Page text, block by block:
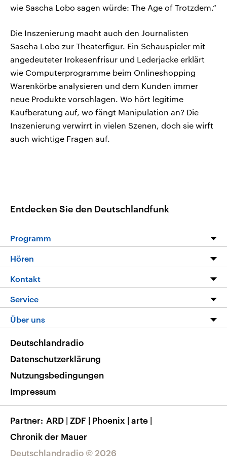
wie Sascha Lobo sagen würde: The Age of Trotzdem.“
Die Inszenierung macht auch den Journalisten
Sascha Lobo zur Theaterfigur. Ein Schauspieler mit
angedeuteter Irokesenfrisur und Lederjacke erklärt
wie Computerprogramme beim Onlineshopping
Warenkörbe analysieren und dem Kunden immer
neue Produkte vorschlagen. Wo hört legitime
Kaufberatung auf, wo fängt Manipulation an? Die
Inszenierung verwirrt in vielen Szenen, doch sie wirft
auch wichtige Fragen auf.
Entdecken Sie den Deutschlandfunk
Programm
Programm
Die Nachrichten
Nachrichtenleicht
Neue Beiträge auf dlf.de
Hören
Livestream
Podcasts
Deutschlandfunk App
Nachrichten App
Frequenzen
Kontakt
Hörerservice
Service
FAQ
Veranstaltungen
Musikliste
RSS
Über uns
Barrierefreiheit
Deutschlandradio © 2026
Deutschlandradio
Datenschutzerklärung
Nutzungsbedingungen
Impressum
Partner ARD | ZDF | Phoenix | arte |
Chronik der Mauer